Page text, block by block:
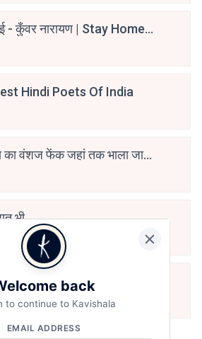
- कुँवर नारायण | Stay Home
Hindi Poets Of India
का वंशज फेंक जहां तक भाला जाए:
भी
सफ़र को एक हँसी आग़ाज़ दे देना -
जैन
back
to continue to Kavishala
EMAIL ADDRESS